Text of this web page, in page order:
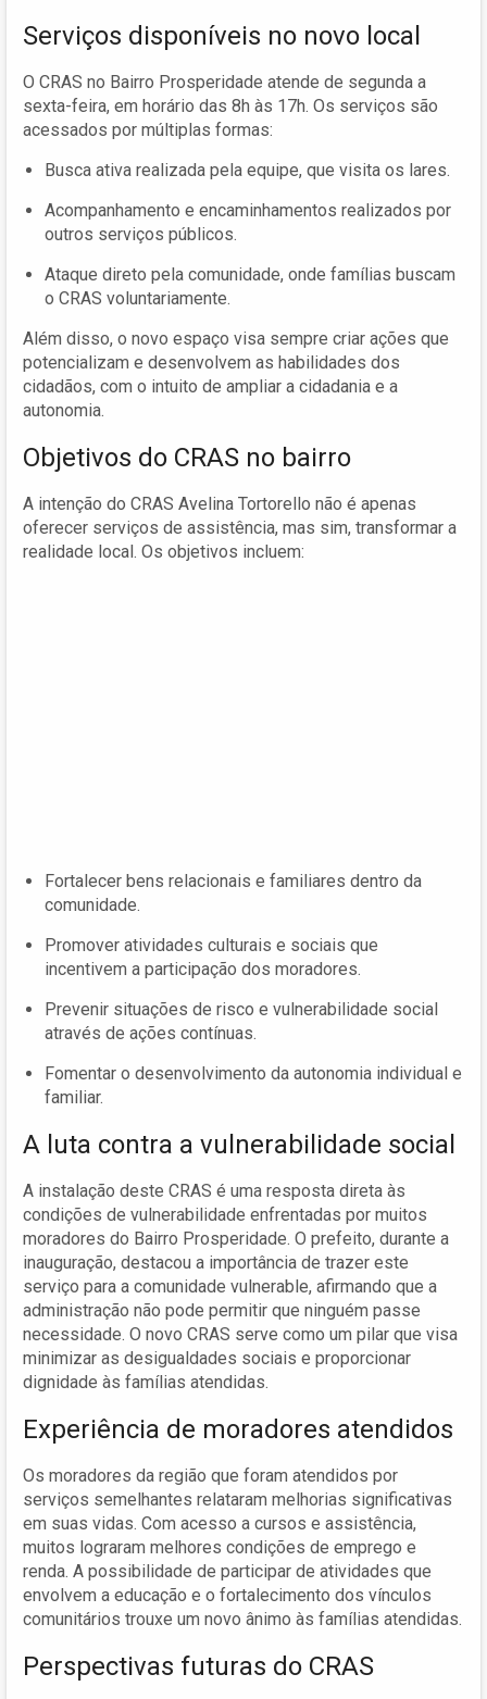
Serviços disponíveis no novo local
O CRAS no Bairro Prosperidade atende de segunda a
sexta-feira, em horário das 8h às 17h. Os serviços são
acessados por múltiplas formas:
Busca ativa realizada pela equipe, que visita os lares.
Acompanhamento e encaminhamentos realizados por
outros serviços públicos.
Ataque direto pela comunidade, onde famílias buscam
o CRAS voluntariamente.
Além disso, o novo espaço visa sempre criar ações que
potencializam e desenvolvem as habilidades dos
cidadãos, com o intuito de ampliar a cidadania e a
autonomia.
Objetivos do CRAS no bairro
A intenção do CRAS Avelina Tortorello não é apenas
oferecer serviços de assistência, mas sim, transformar a
realidade local. Os objetivos incluem:
Fortalecer bens relacionais e familiares dentro da
comunidade.
Promover atividades culturais e sociais que
incentivem a participação dos moradores.
Prevenir situações de risco e vulnerabilidade social
através de ações contínuas.
Fomentar o desenvolvimento da autonomia individual e
familiar.
A luta contra a vulnerabilidade social
A instalação deste CRAS é uma resposta direta às
condições de vulnerabilidade enfrentadas por muitos
moradores do Bairro Prosperidade. O prefeito, durante a
inauguração, destacou a importância de trazer este
serviço para a comunidade vulnerable, afirmando que a
administração não pode permitir que ninguém passe
necessidade. O novo CRAS serve como um pilar que visa
minimizar as desigualdades sociais e proporcionar
dignidade às famílias atendidas.
Experiência de moradores atendidos
Os moradores da região que foram atendidos por
serviços semelhantes relataram melhorias significativas
em suas vidas. Com acesso a cursos e assistência,
muitos lograram melhores condições de emprego e
renda. A possibilidade de participar de atividades que
envolvem a educação e o fortalecimento dos vínculos
comunitários trouxe um novo ânimo às famílias atendidas.
Perspectivas futuras do CRAS